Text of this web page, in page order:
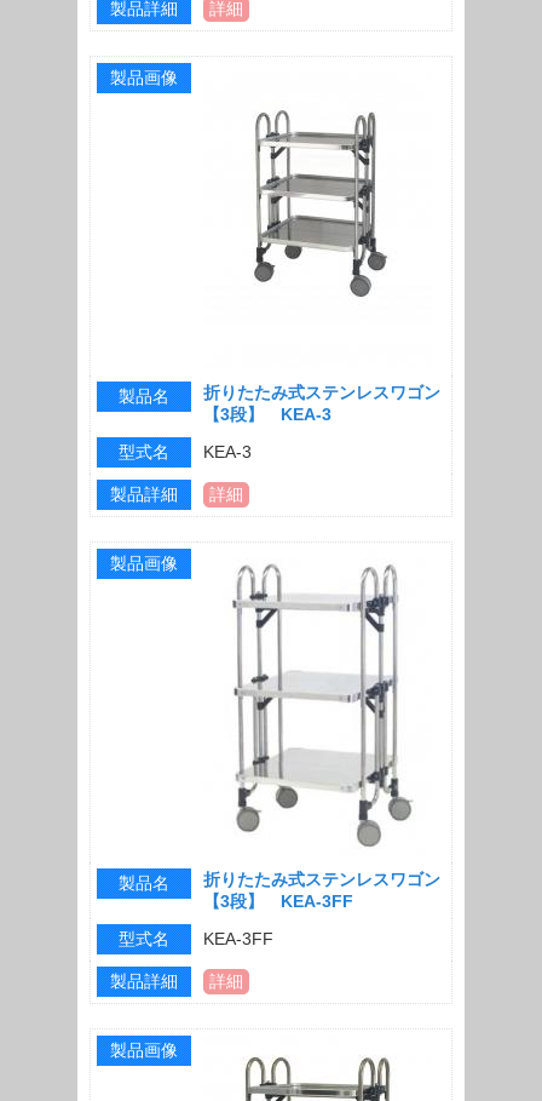
製品詳細 詳細
製品画像
製品名
折りたたみ式ステンレスワゴン
【3段】 KEA-3
型式名
KEA-3
製品詳細 詳細
製品画像
製品名
折りたたみ式ステンレスワゴン
【3段】 KEA-3FF
型式名
KEA-3FF
製品詳細 詳細
製品画像